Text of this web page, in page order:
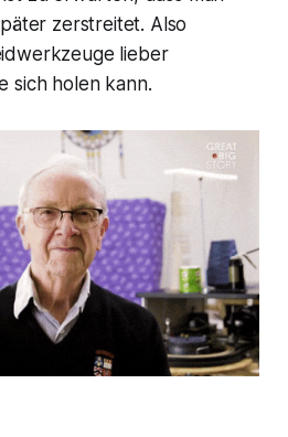
zerstreitet. Also
lieber
sich holen kann.